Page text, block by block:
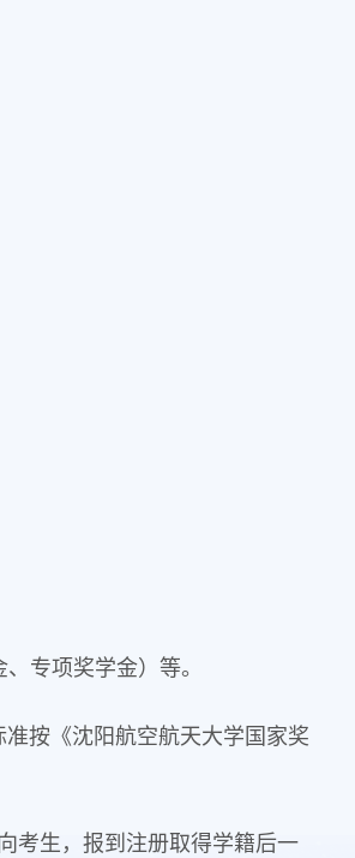
专项奖学金）等。
准按《沈阳航空航天大学国家奖
考生，报到注册取得学籍后一